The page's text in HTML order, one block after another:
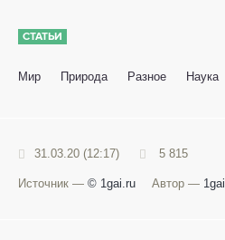
СТАТЬИ
Мир Природа Разное Наука
31.03.20 (12:17) 5 815
Источник — © 1gai.ru Автор — 1gai